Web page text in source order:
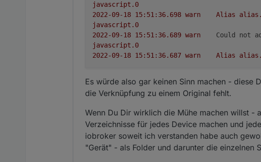
javascript.0
warn Alias
javascript.0
warn Could not
javascript.0
warn Alias
Es würde also gar keinen Sinn machen - diese
die Verknüpfung zu einem Original fehlt.
Wenn Du Dir wirklich die Mühe machen willst -
Verzeichnisse für jedes Device machen und
iobroker soweit ich verstanden habe auch
"Gerät" - als Folder und darunter die einzelnen